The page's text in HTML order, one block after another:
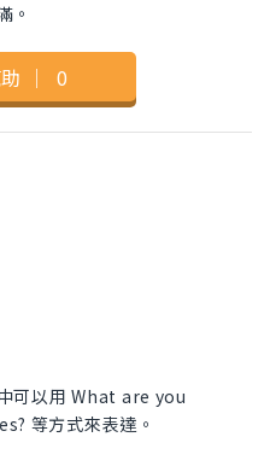
。
｜ 0
可以用 What are you
等方式來表達。